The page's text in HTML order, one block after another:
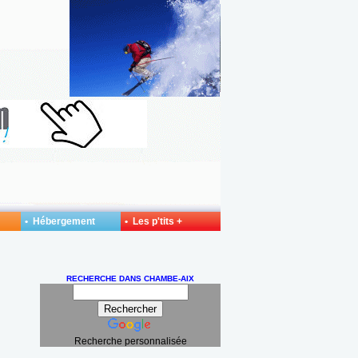
RECHERCHE DANS CHAMBE-AIX
Recherche personnalisée
• Hébergement • Les p'tits +